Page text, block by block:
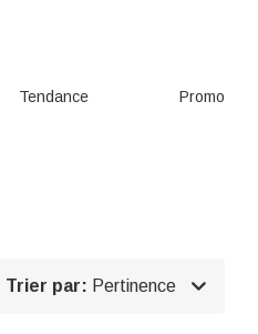
Tendance Promo
Trier par: Pertinence 